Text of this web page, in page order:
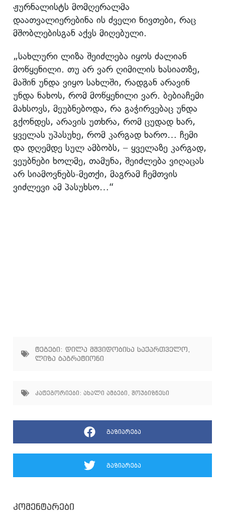
ჟურნალისტს მომღერალმა
დაათვალიერებინა ის ძველი ნივთები, რაც
მშობლებისგან აქვს მიღებული.
„სახლური ლიზა შეიძლება იყოს ძალიან
მოწყენილი. თუ არ ვარ ღიმილის ხასიათზე,
მაშინ უნდა ვიყო სახლში, რადგან არავინ
უნდა ნახოს, რომ მოწყენილი ვარ. ბებიაჩემი
მახსოვს, მეუბნებოდა, რა გაჭირვებაც უნდა
გქონდეს, არავის უთხრა, რომ ცუდად ხარ,
ყველას უპასუხე, რომ კარგად ხარო… ჩემი
და დღემდე სულ ამბობს, – ყველაზე კარგად,
ვეუბნები ხოლმე, თამუნა, შეიძლება ვიღაცას
არ სიამოვნებს-მეთქი, მაგრამ ჩემთვის
ვიძლევი ამ პასუხსო…“
ტეგები: დილა მშვიდობისა საქართველო
ლიზა ბაგრატიონი
კატეგორიები: ახალი ამბები , შოუბიზნესი
გაზიარება
გაზიარება
კომენტარები